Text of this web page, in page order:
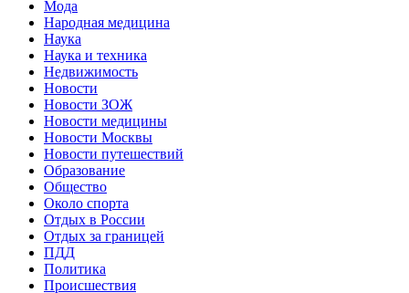
Мода
Народная медицина
Наука
Наука и техника
Недвижимость
Новости
Новости ЗОЖ
Новости медицины
Новости Москвы
Новости путешествий
Образование
Общество
Около спорта
Отдых в России
Отдых за границей
ПДД
Политика
Происшествия